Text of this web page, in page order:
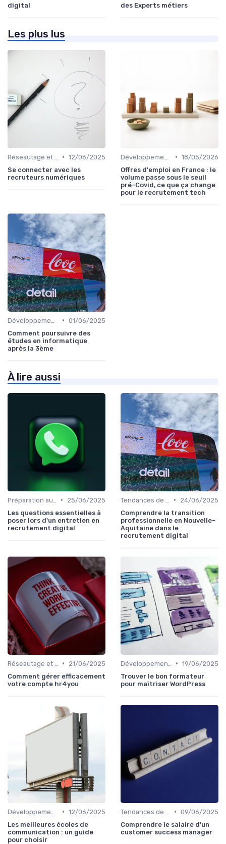
digital
des Experts métiers
Les plus lus
• 12/06/2025
Se connecter avec les
recruteurs numériques
• 18/05/2026
Offres d'emploi en France : le
volume passe sous le seuil
pré-Covid, ce que ça change
pour le recrutement tech
• 01/06/2025
Comment poursuivre des
études en informatique
après la 3ème
À lire aussi
•
25/06/2025
Les questions essentielles à
poser lors d'un entretien en
recrutement digital
•
24/06/2025
Comprendre la transition
professionnelle en Nouvelle-
Aquitaine dans le
recrutement digital
•
21/06/2025
Comment gérer efficacement
votre compte hr4you
• 19/06/2025
Trouver le bon formateur
pour maîtriser WordPress
• 12/06/2025
Les meilleures écoles de
communication : un guide
pour choisir
• 09/06/2025
Comprendre le salaire d'un
customer success manager